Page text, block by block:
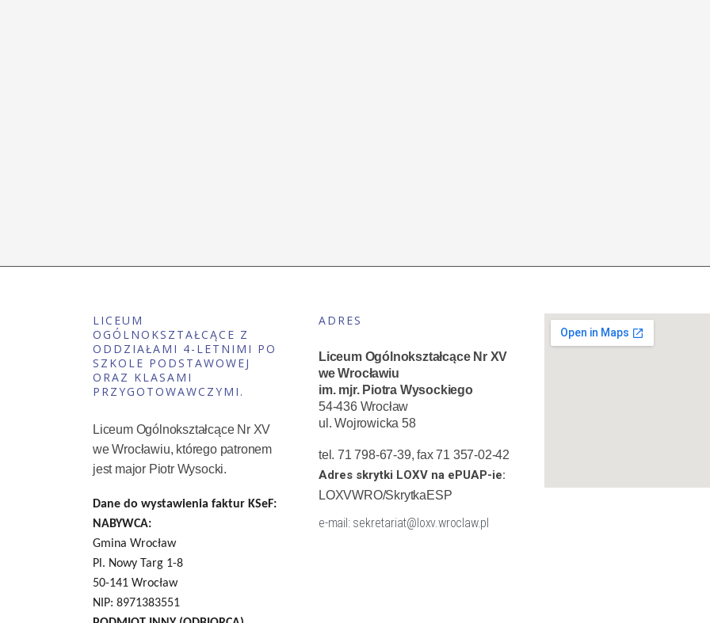
LICEUM
OGÓLNOKSZTAŁCĄCE Z
ODDZIAŁAMI 4-LETNIMI PO
SZKOLE PODSTAWOWEJ
ORAZ KLASAMI
PRZYGOTOWAWCZYMI.
Liceum Ogólnokształcące Nr XV
we Wrocławiu, którego patronem
jest major Piotr Wysocki.
Dane do wystawienia faktur KSeF:
NABYWCA:
Gmina Wrocław
Pl. Nowy Targ 1-8
50-141 Wrocław
NIP: 8971383551
ADRES
Liceum Ogólnokształcące Nr XV
we Wrocławiu
im. mjr. Piotra Wysockiego
54-436 Wrocław
ul. Wojrowicka 58
tel. 71 798-67-39, fax 71 357-02-42
Adres skrytki LOXV na ePUAP-ie:
LOXVWRO/SkrytkaESP
e-mail: sekretariat@loxv.wroclaw.pl